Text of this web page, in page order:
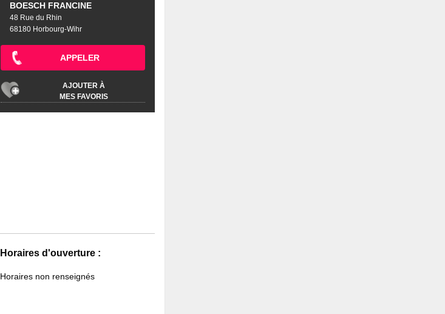
BOESCH FRANCINE
48 Rue du Rhin
68180 Horbourg-Wihr
APPELER
AJOUTER À
MES FAVORIS
Horaires d'ouverture :
Horaires non renseignés